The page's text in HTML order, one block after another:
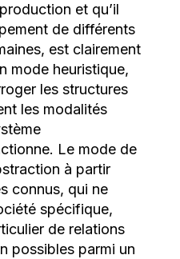
et qu’il
de différents
est clairement
mode heuristique,
les structures
les modalités
Le mode de
à partir
connus, qui ne
spécifique,
de relations
possibles parmi un